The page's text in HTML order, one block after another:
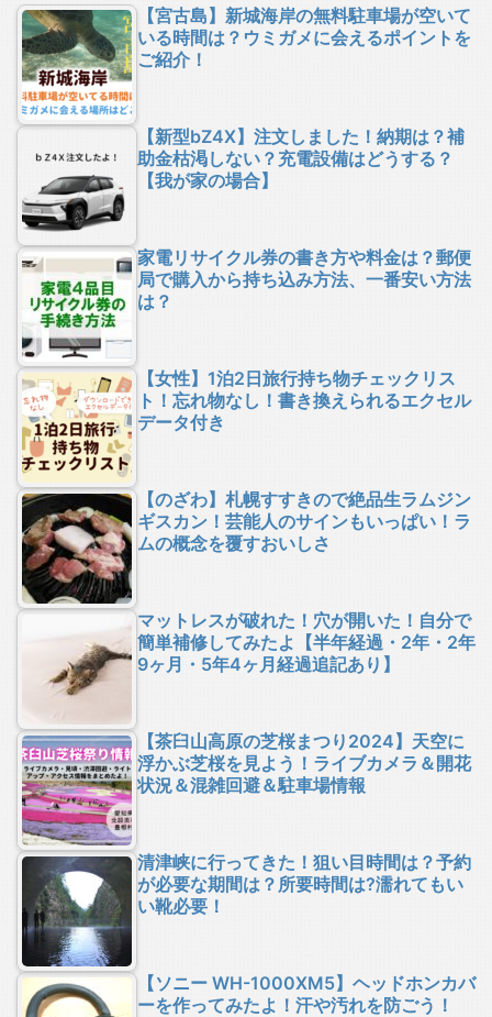
【宮古島】新城海岸の無料駐車場が空いて
いる時間は？ウミガメに会えるポイントを
ご紹介！
【新型bZ4X】注文しました！納期は？補
助金枯渇しない？充電設備はどうする？
【我が家の場合】
家電リサイクル券の書き方や料金は？郵便
局で購入から持ち込み方法、一番安い方法
は？
【女性】1泊2日旅行持ち物チェックリス
ト！忘れ物なし！書き換えられるエクセル
データ付き
【のざわ】札幌すすきので絶品生ラムジン
ギスカン！芸能人のサインもいっぱい！ラ
ムの概念を覆すおいしさ
マットレスが破れた！穴が開いた！自分で
簡単補修してみたよ【半年経過・2年・2年
9ヶ月・5年4ヶ月経過追記あり】
【茶臼山高原の芝桜まつり2024】天空に
浮かぶ芝桜を見よう！ライブカメラ＆開花
状況＆混雑回避＆駐車場情報
清津峡に行ってきた！狙い目時間は？予約
が必要な期間は？所要時間は?濡れてもい
い靴必要！
【ソニー WH-1000XM5】ヘッドホンカバ
ーを作ってみたよ！汗や汚れを防ごう！